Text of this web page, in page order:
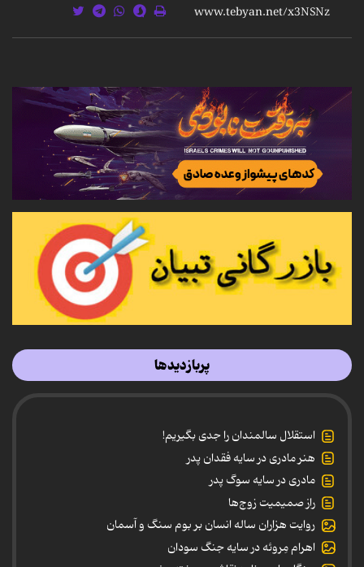
پربازدیدها
استقلال سالمندان را جدی بگیریم!
هنر مادری در سایه‌ فقدان پدر
مادری در سایه سوگ پدر
راز صمیمیت زوج‌ها
روایت هزاران ساله انسان بر بوم سنگ و آسمان
اهرام مِروئه در سایه جنگ سودان